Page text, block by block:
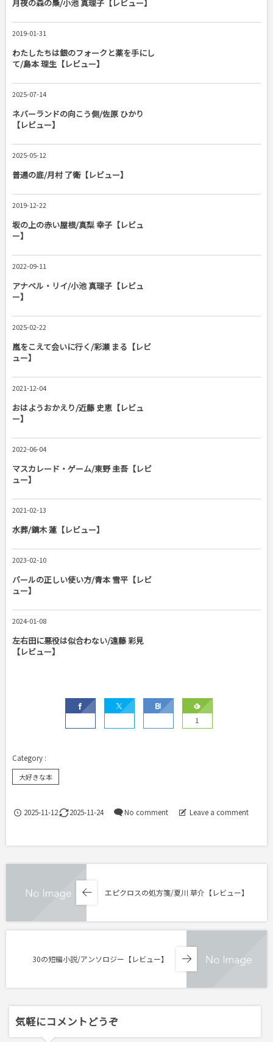
月夜の森の梟/小池 真理子【レビュー】
2019-01-31
わたしたちは銀のフォークと薬を手にし
て/島本 理生【レビュー】
2025-07-14
ネバーランドの向こう側/佐原 ひかり
【レビュー】
2025-05-12
普通の底/月村 了衛【レビュー】
2019-12-22
坂の上の赤い屋根/真梨 幸子【レビュ
ー】
2022-09-11
アナベル・リイ/小池 真理子【レビュ
ー】
2025-02-22
嵐をこえて会いに行く/彩瀬 まる【レビ
ュー】
2021-12-04
おはようおかえり/近藤 史恵【レビュ
ー】
2022-06-04
マスカレード・ゲーム/東野 圭吾【レビ
ュー】
2021-02-13
水葬/鏑木 蓮【レビュー】
2023-02-10
バールの正しい使い方/青本 雪平【レビ
ュー】
2024-01-08
左右田に悪役は似合わない/遠藤 彩見
【レビュー】
1
大好きな本
2025-11-12 2025-11-24 No comment Leave a comment
エピクロスの処方箋/夏川 草介【レビュー】
30の短編小説/アンソロジー【レビュー】
気軽にコメントどうぞ